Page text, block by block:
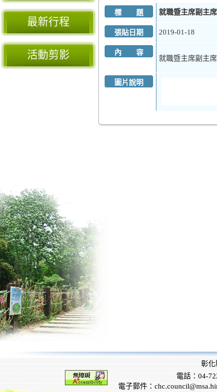
最新行程
活動剪影
標 題 就職暨主席副主
張貼日期 2019-01-18
內 容
就職暨主席副主
圖片說明
彰化
電話：04-
電子郵件：